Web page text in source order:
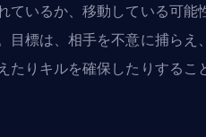
ているか、移動している可能
目標は、相手を不意に捕らえ
たりキルを確保したりするこ